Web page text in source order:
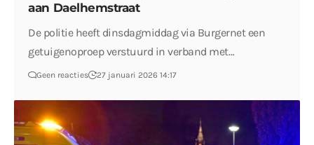
aan Daelhemstraat
De politie heeft dinsdagmiddag via Burgernet een
getuigenoproep verstuurd in verband met…
Geen reacties 27 januari 2026 14:17